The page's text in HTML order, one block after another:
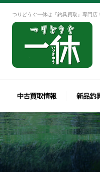
つりどうぐ一休は『釣具買取』専門店